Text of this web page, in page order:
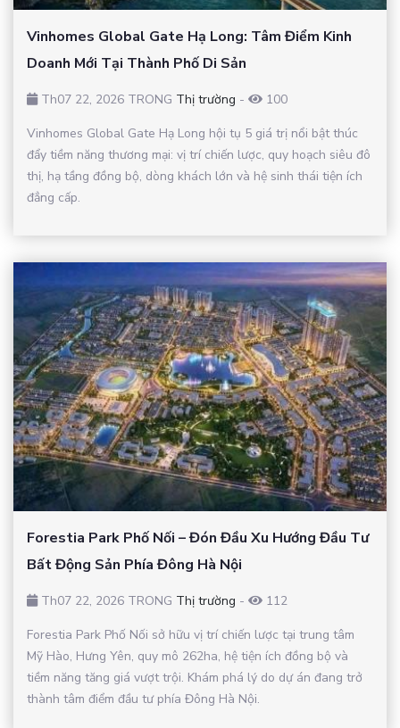
Vinhomes Global Gate Hạ Long: Tâm Điểm Kinh
Doanh Mới Tại Thành Phố Di Sản
Th07 22, 2026 TRONG Thị trường -
100
Vinhomes Global Gate Hạ Long hội tụ 5 giá trị nổi bật thúc
đẩy tiềm năng thương mại: vị trí chiến lược, quy hoạch siêu đô
thị, hạ tầng đồng bộ, dòng khách lớn và hệ sinh thái tiện ích
đẳng cấp.
Forestia Park Phố Nối – Đón Đầu Xu Hướng Đầu Tư
Bất Động Sản Phía Đông Hà Nội
Th07 22, 2026 TRONG Thị trường -
112
Forestia Park Phố Nối sở hữu vị trí chiến lược tại trung tâm
Mỹ Hào, Hưng Yên, quy mô 262ha, hệ tiện ích đồng bộ và
tiềm năng tăng giá vượt trội. Khám phá lý do dự án đang trở
thành tâm điểm đầu tư phía Đông Hà Nội.